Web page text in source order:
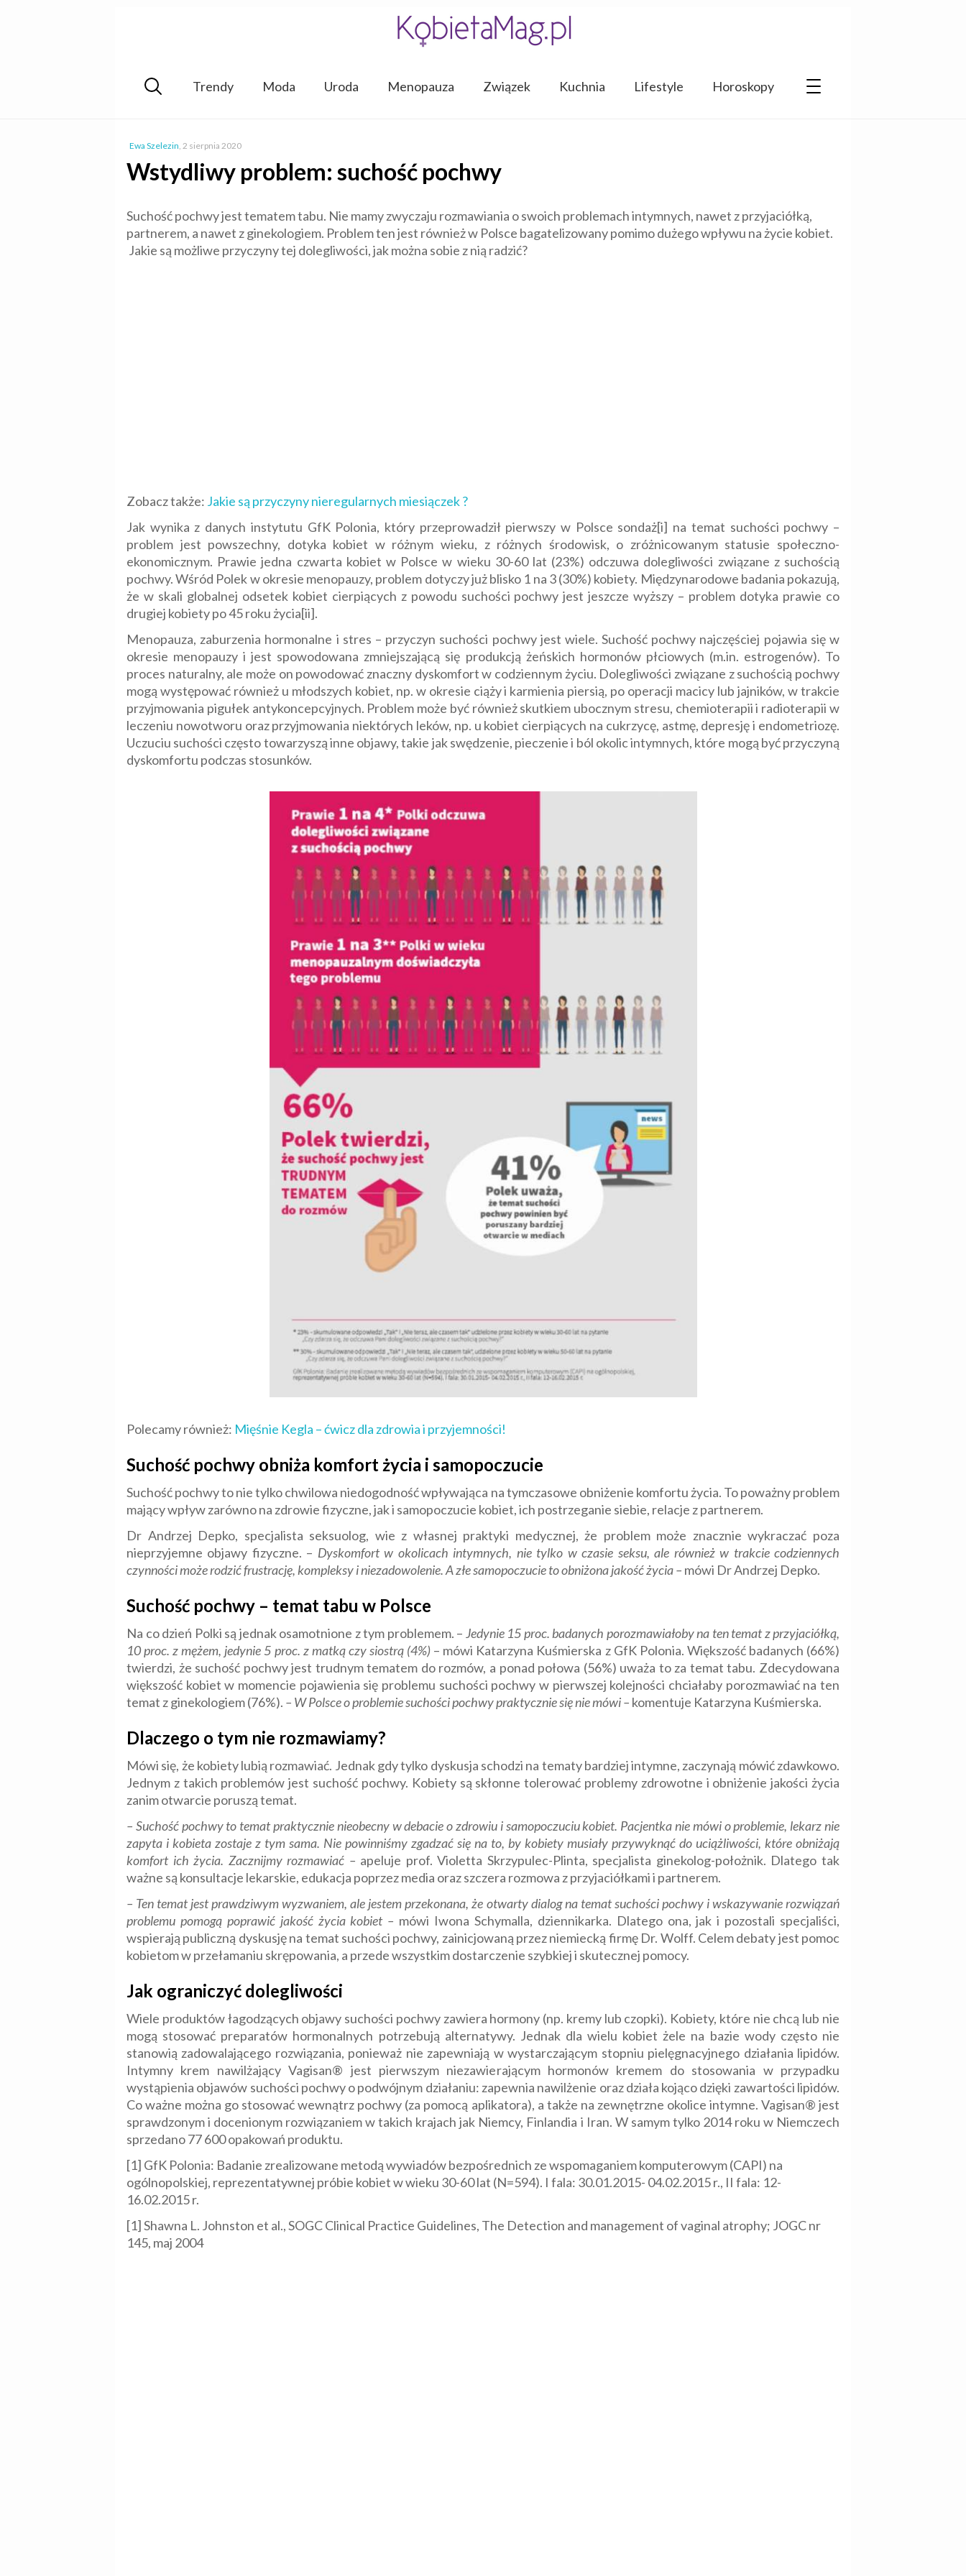
Trendy Moda Uroda Menopauza Związek Kuchnia Lifestyle Horoskopy
Ewa Szelezin, 2 sierpnia 2020
Wstydliwy problem: suchość pochwy
Suchość pochwy jest tematem tabu. Nie mamy zwyczaju rozmawiania o swoich problemach intymnych, nawet z przyjaciółką,
partnerem, a nawet z ginekologiem. Problem ten jest również w Polsce bagatelizowany pomimo dużego wpływu na życie kobiet.
Jakie są możliwe przyczyny tej dolegliwości, jak można sobie z nią radzić?
Zobacz także: Jakie są przyczyny nieregularnych miesiączek ?
Jak wynika z danych instytutu GfK Polonia, który przeprowadził pierwszy w Polsce sondaż[i] na temat suchości pochwy –
problem jest powszechny, dotyka kobiet w różnym wieku, z różnych środowisk, o zróżnicowanym statusie społeczno-
ekonomicznym. Prawie jedna czwarta kobiet w Polsce w wieku 30-60 lat (23%) odczuwa dolegliwości związane z suchością
pochwy. Wśród Polek w okresie menopauzy, problem dotyczy już blisko 1 na 3 (30%) kobiety. Międzynarodowe badania pokazują,
że w skali globalnej odsetek kobiet cierpiących z powodu suchości pochwy jest jeszcze wyższy – problem dotyka prawie co
drugiej kobiety po 45 roku życia[ii].
Menopauza, zaburzenia hormonalne i stres – przyczyn suchości pochwy jest wiele. Suchość pochwy najczęściej pojawia się w
okresie menopauzy i jest spowodowana zmniejszającą się produkcją żeńskich hormonów płciowych (m.in. estrogenów). To
proces naturalny, ale może on powodować znaczny dyskomfort w codziennym życiu. Dolegliwości związane z suchością pochwy
mogą występować również u młodszych kobiet, np. w okresie ciąży i karmienia piersią, po operacji macicy lub jajników, w trakcie
przyjmowania pigułek antykoncepcyjnych. Problem może być również skutkiem ubocznym stresu, chemioterapii i radioterapii w
leczeniu nowotworu oraz przyjmowania niektórych leków, np. u kobiet cierpiących na cukrzycę, astmę, depresję i endometriozę.
Uczuciu suchości często towarzyszą inne objawy, takie jak swędzenie, pieczenie i ból okolic intymnych, które mogą być przyczyną
dyskomfortu podczas stosunków.
Polecamy również: Mięśnie Kegla – ćwicz dla zdrowia i przyjemności!
Suchość pochwy obniża komfort życia i samopoczucie
Suchość pochwy to nie tylko chwilowa niedogodność wpływająca na tymczasowe obniżenie komfortu życia. To poważny problem
mający wpływ zarówno na zdrowie fizyczne, jak i samopoczucie kobiet, ich postrzeganie siebie, relacje z partnerem.
Dr Andrzej Depko, specjalista seksuolog, wie z własnej praktyki medycznej, że problem może znacznie wykraczać poza
nieprzyjemne objawy fizyczne. – Dyskomfort w okolicach intymnych, nie tylko w czasie seksu, ale również w trakcie codziennych
czynności może rodzić frustrację, kompleksy i niezadowolenie. A złe samopoczucie to obniżona jakość życia – mówi Dr Andrzej Depko.
Suchość pochwy – temat tabu w Polsce
Na co dzień Polki są jednak osamotnione z tym problemem. – Jedynie 15 proc. badanych porozmawiałoby na ten temat z przyjaciółką,
10 proc. z mężem, jedynie 5 proc. z matką czy siostrą (4%) – mówi Katarzyna Kuśmierska z GfK Polonia. Większość badanych (66%)
twierdzi, że suchość pochwy jest trudnym tematem do rozmów, a ponad połowa (56%) uważa to za temat tabu. Zdecydowana
większość kobiet w momencie pojawienia się problemu suchości pochwy w pierwszej kolejności chciałaby porozmawiać na ten
temat z ginekologiem (76%). – W Polsce o problemie suchości pochwy praktycznie się nie mówi – komentuje Katarzyna Kuśmierska.
Dlaczego o tym nie rozmawiamy?
Mówi się, że kobiety lubią rozmawiać. Jednak gdy tylko dyskusja schodzi na tematy bardziej intymne, zaczynają mówić zdawkowo.
Jednym z takich problemów jest suchość pochwy. Kobiety są skłonne tolerować problemy zdrowotne i obniżenie jakości życia
zanim otwarcie poruszą temat.
– Suchość pochwy to temat praktycznie nieobecny w debacie o zdrowiu i samopoczuciu kobiet. Pacjentka nie mówi o problemie, lekarz nie
zapyta i kobieta zostaje z tym sama. Nie powinniśmy zgadzać się na to, by kobiety musiały przywyknąć do uciążliwości, które obniżają
komfort ich życia. Zacznijmy rozmawiać – apeluje prof. Violetta Skrzypulec-Plinta, specjalista ginekolog-położnik. Dlatego tak
ważne są konsultacje lekarskie, edukacja poprzez media oraz szczera rozmowa z przyjaciółkami i partnerem.
– Ten temat jest prawdziwym wyzwaniem, ale jestem przekonana, że otwarty dialog na temat suchości pochwy i wskazywanie rozwiązań
problemu pomogą poprawić jakość życia kobiet – mówi Iwona Schymalla, dziennikarka. Dlatego ona, jak i pozostali specjaliści,
wspierają publiczną dyskusję na temat suchości pochwy, zainicjowaną przez niemiecką firmę Dr. Wolff. Celem debaty jest pomoc
kobietom w przełamaniu skrępowania, a przede wszystkim dostarczenie szybkiej i skutecznej pomocy.
Jak ograniczyć dolegliwości
Wiele produktów łagodzących objawy suchości pochwy zawiera hormony (np. kremy lub czopki). Kobiety, które nie chcą lub nie
mogą stosować preparatów hormonalnych potrzebują alternatywy. Jednak dla wielu kobiet żele na bazie wody często nie
stanowią zadowalającego rozwiązania, ponieważ nie zapewniają w wystarczającym stopniu pielęgnacyjnego działania lipidów.
Intymny krem nawilżający Vagisan® jest pierwszym niezawierającym hormonów kremem do stosowania w przypadku
wystąpienia objawów suchości pochwy o podwójnym działaniu: zapewnia nawilżenie oraz działa kojąco dzięki zawartości lipidów.
Co ważne można go stosować wewnątrz pochwy (za pomocą aplikatora), a także na zewnętrzne okolice intymne. Vagisan® jest
sprawdzonym i docenionym rozwiązaniem w takich krajach jak Niemcy, Finlandia i Iran. W samym tylko 2014 roku w Niemczech
sprzedano 77 600 opakowań produktu.
[1] GfK Polonia: Badanie zrealizowane metodą wywiadów bezpośrednich ze wspomaganiem komputerowym (CAPI) na
ogólnopolskiej, reprezentatywnej próbie kobiet w wieku 30-60 lat (N=594). I fala: 30.01.2015- 04.02.2015 r., II fala: 12-
16.02.2015 r.
[1] Shawna L. Johnston et al., SOGC Clinical Practice Guidelines, The Detection and management of vaginal atrophy; JOGC nr
145, maj 2004